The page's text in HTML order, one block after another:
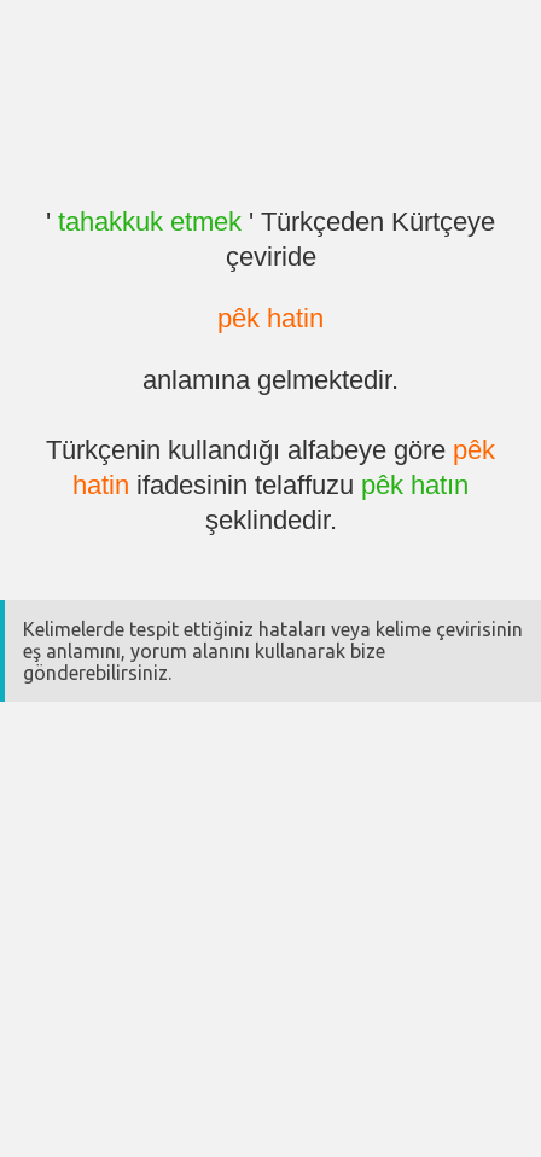
' tahakkuk etmek ' Türkçeden Kürtçeye
çeviride
pêk hatin
anlamına gelmektedir.
Türkçenin kullandığı alfabeye göre pêk
hatin ifadesinin telaffuzu pêk hatın
şeklindedir.
Kelimelerde tespit ettiğiniz hataları veya kelime çevirisinin
eş anlamını, yorum alanını kullanarak bize
gönderebilirsiniz.